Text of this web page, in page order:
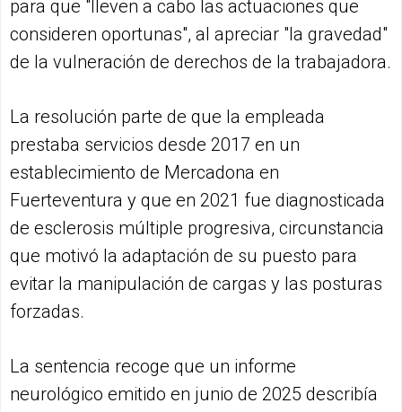
para que "lleven a cabo las actuaciones que
consideren oportunas", al apreciar "la gravedad"
de la vulneración de derechos de la trabajadora.
La resolución parte de que la empleada
prestaba servicios desde 2017 en un
establecimiento de Mercadona en
Fuerteventura y que en 2021 fue diagnosticada
de esclerosis múltiple progresiva, circunstancia
que motivó la adaptación de su puesto para
evitar la manipulación de cargas y las posturas
forzadas.
La sentencia recoge que un informe
neurológico emitido en junio de 2025 describía